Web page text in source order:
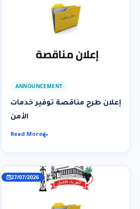
ANNOUNCEMENT
إعلان طرح مناقصة توفير خدمات
الأمن
Read More
27/07/2026